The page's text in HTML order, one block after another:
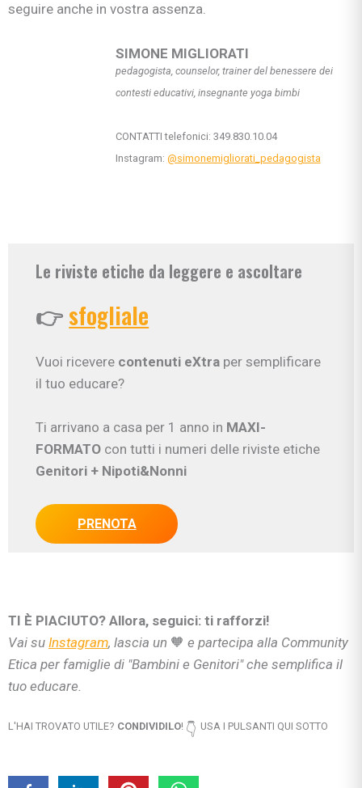
seguire anche in vostra assenza.
SIMONE MIGLIORATI
pedagogista, counselor, trainer del benessere dei
contesti educativi, insegnante yoga bimbi
CONTATTI telefonici: 349.830.10.04
Instagram: @simonemigliorati_pedagogista
Le riviste etiche da leggere e ascoltare
👉sfogliale
Vuoi ricevere contenuti eXtra per semplificare
il tuo educare?
Ti arrivano a casa per 1 anno in MAXI-
FORMATO con tutti i numeri delle riviste etiche
Genitori + Nipoti&Nonni
PRENOTA
TI È PIACIUTO? Allora, seguici: ti rafforzi!
Vai su Instagram, lascia un 🧡 e partecipa alla Community
Etica per famiglie di "Bambini e Genitori" che semplifica il
tuo educare.
L'HAI TROVATO UTILE? CONDIVIDILO! 👇 USA I PULSANTI QUI SOTTO